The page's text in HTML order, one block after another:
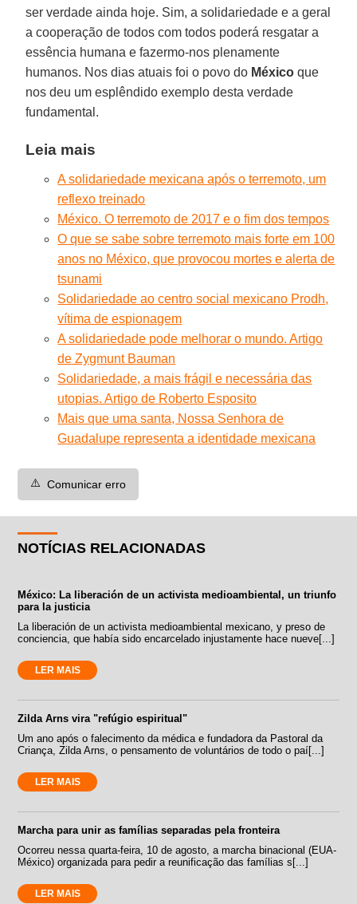
ser verdade ainda hoje. Sim, a solidariedade e a geral
a cooperação de todos com todos poderá resgatar a
essência humana e fazermo-nos plenamente
humanos. Nos dias atuais foi o povo do México que
nos deu um esplêndido exemplo desta verdade
fundamental.
Leia mais
A solidariedade mexicana após o terremoto, um
reflexo treinado
México. O terremoto de 2017 e o fim dos tempos
O que se sabe sobre terremoto mais forte em 100
anos no México, que provocou mortes e alerta de
tsunami
Solidariedade ao centro social mexicano Prodh,
vítima de espionagem
A solidariedade pode melhorar o mundo. Artigo
de Zygmunt Bauman
Solidariedade, a mais frágil e necessária das
utopias. Artigo de Roberto Esposito
Mais que uma santa, Nossa Senhora de
Guadalupe representa a identidade mexicana
⚠️ Comunicar erro
NOTÍCIAS RELACIONADAS
México: La liberación de un activista medioambiental, un triunfo
para la justicia
La liberación de un activista medioambiental mexicano, y preso de
conciencia, que había sido encarcelado injustamente hace nueve[...]
LER MAIS
Zilda Arns vira "refúgio espiritual"
Um ano após o falecimento da médica e fundadora da Pastoral da
Criança, Zilda Arns, o pensamento de voluntários de todo o paí[...]
LER MAIS
Marcha para unir as famílias separadas pela fronteira
Ocorreu nessa quarta-feira, 10 de agosto, a marcha binacional (EUA-
México) organizada para pedir a reunificação das famílias s[...]
LER MAIS